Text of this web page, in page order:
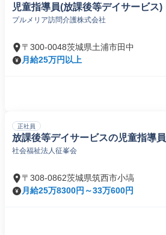
児童指導員(放課後等デイサービス)
プルメリア訪問介護株式会社
〒300-0048茨城県土浦市田中
月給25万円以上
正社員
放課後等デイサービスの児童指導員
社会福祉法人征峯会
〒308-0862茨城県筑西市小塙
月給25万8300円～33万600円